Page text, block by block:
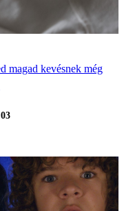
magad kevésnek még